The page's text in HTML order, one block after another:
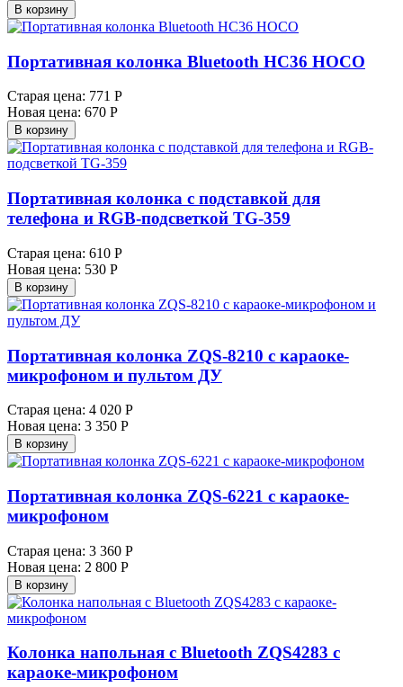
В корзину
Портативная колонка Bluetooth HC36 HOCO
Старая цена: 771 Р
Новая цена: 670 Р
В корзину
Портативная колонка с подставкой для
телефона и RGB-подсветкой TG-359
Старая цена: 610 Р
Новая цена: 530 Р
В корзину
Портативная колонка ZQS-8210 с караоке-
микрофоном и пультом ДУ
Старая цена: 4 020 Р
Новая цена: 3 350 Р
В корзину
Портативная колонка ZQS-6221 с караоке-
микрофоном
Старая цена: 3 360 Р
Новая цена: 2 800 Р
В корзину
Колонка напольная с Bluetooth ZQS4283 с
караоке-микрофоном